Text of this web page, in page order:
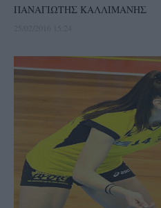
ΠΑΝΑΓΙΩΤΗΣ ΚΑΛΛΙΜΑΝΗΣ